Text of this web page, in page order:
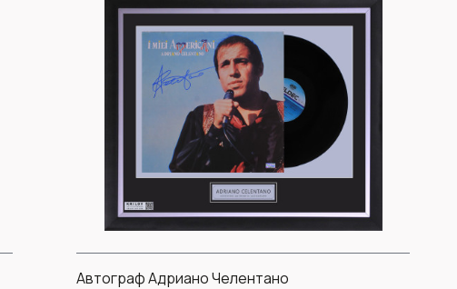
Автограф Адриано Челентано